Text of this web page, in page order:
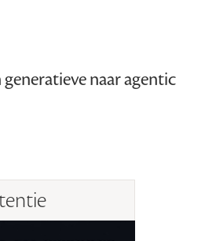
generatieve naar agentic